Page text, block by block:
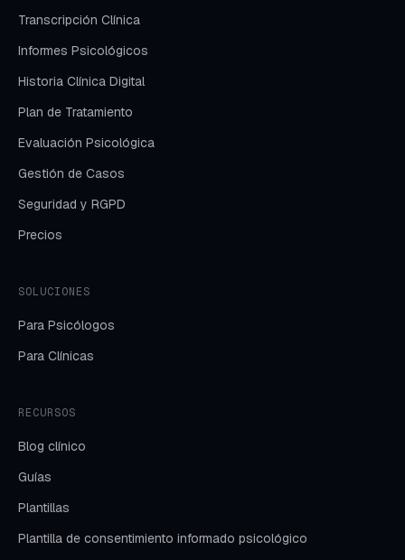
Transcripción Clínica
Informes Psicológicos
Historia Clínica Digital
Plan de Tratamiento
Evaluación Psicológica
Gestión de Casos
Seguridad y RGPD
Precios
SOLUCIONES
Para Psicólogos
Para Clínicas
RECURSOS
Blog clínico
Guías
Plantillas
Plantilla de consentimiento informado psicológico